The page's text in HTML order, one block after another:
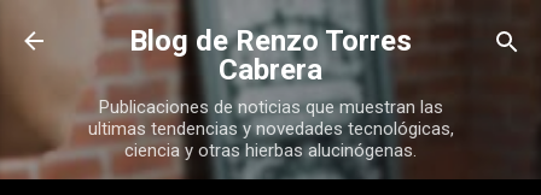
Ir al contenido principal
Blog de Renzo Torres
Cabrera
Publicaciones de noticias que muestran las
ultimas tendencias y novedades tecnológicas,
ciencia y otras hierbas alucinógenas.